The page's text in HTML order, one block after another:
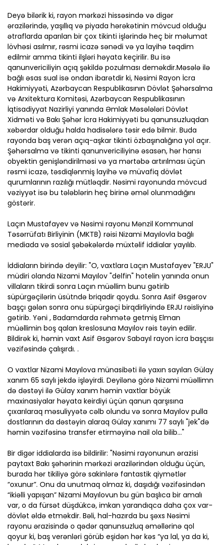
Deyə bilərik ki, rayon mərkəzi hissəsində və digər
ərazilərində, yaşıllıq və piyada hərəkətinin mövcud olduğu
ətraflarda aparılan bir çox tikinti işlərində heç bir məlumat
lövhəsi asılmır, rəsmi icazə sənədi və ya layihə təqdim
edilmir amma tikinti ilşləri həyata keçirilir. Bu isə
qanunvericiliyin açıq şəkildə pozulması deməkdir.Məsələ ilə
bağlı əsas sual isə ondan ibarətdir ki, Nəsimi Rayon İcra
Hakimiyyəti, Azərbaycan Respublikasının Dövlət Şəhərsalma
və Arxitektura Komitəsi, Azərbaycan Respublikasının
İqtisadiyyat Nazirliyi yanında Əmlak Məsələləri Dövlət
Xidməti və Bakı Şəhər İcra Hakimiyyəti bu qanunsuzluqdan
xəbərdar olduğu halda hadisələrə təsir edə bilmir. Buda
rayonda baş verən açıq-aşkar tikinti özbaşınalığına yol açır.
Şəhərsalma və tikinti qanunvericiliyinə əsasən, hər hansı
obyektin genişləndirilməsi və ya mərtəbə artırılması üçün
rəsmi icazə, təsdiqlənmiş layihə və müvafiq dövlət
qurumlarının razılığı mütləqdir. Nəsimi rayonunda mövcud
vəziyyət isə bu tələblərin heç birinə əməl olunmadığını
göstərir.
Laçın Mustafayev və Nəsimi rayonu Mənzil Kommunal
Təsərrüfatı Birliyinin (MKTB) rəisi Nizami Mayılovla bağlı
mediada və sosial şəbəkələrdə müxtəlif iddialar yayılıb.
İddiaların birində deyilir: "O, vaxtlara Laçın Mustafayev "ERJU"
müdiri olanda Nizami Mayılov "delfin" hotelin yanında onun
villaların tikirdi sonra Laçın müəllim bunu gətirib
süpürgəçilərin üsütndə briqadir qoydu. Sonra Asif Əsgərov
başçı gələn sonra onu süpürgəçi birqdirliyində ERJU rəisliyinə
gətirib. Yəni , Badamdarda rəhmətə getmiş Elman
müəllimin boş qalan kreslosuna Mayılov rəis təyin edilir.
Bildirək ki, həmin vaxt Asif Əsgərov Sabayıl rayon icra başçısı
vəzifəsində çalışırdı. .
O vaxtlar Nizami Mayılova münasibəti ilə yaxın sayılan Gülay
xanım 65 saylı jekdə işləyirdi. Deyilənə görə Nizami müəllimn
də dəstəyi ilə Gülay xanım həmin vaxtlar böyük
maxinasiyalar həyata keirdiyi üçün qanun qarşısına
çıxarılaraq məsuliyyətə cəlb olundu və sonra Mayılov pulla
dostlarının da dəstəyin alaraq Gülay xanımı 77 saylı "jek"də
həmin vəzifəsinə transfer etirməyinə nail ola bilib..."
Bir digər iddialarda isə bildirilir: "Nəsimi rayonunun ərazisi
paytaxt Bakı şəhərinin mərkəzi ərazilərindən olduğu üçün,
burada hər tikiliyə görə sakinlərə fantastik qiymətlər
“oxunur”. Onu da unutmaq olmaz ki, daşıdığı vəzifəsindən
“ikiəlli yapışan” Nizami Mayılovun bu gün başlıca bir amalı
var, o da fürsət düşdükcə, imkan yarandıqca daha çox var-
dövlət əldə etməkdir. Bəli, hal-hazırda bu şəxs Nəsimi
rayonu ərazisində o qədər qanunsuzluq əməllərinə qol
qoyur ki, baş verənləri görüb eşidən hər kəs “ya lal, ya da ki,